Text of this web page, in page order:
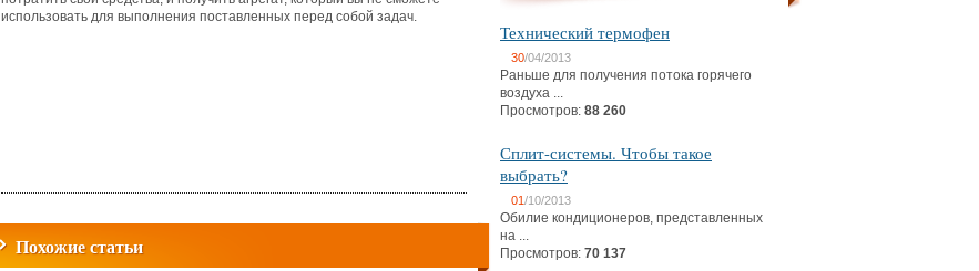
использовать для выполнения поставленных перед собой задач.
Похожие статьи
Технический термофен
30/04/2013
Раньше для получения потока горячего
воздуха ...
Просмотров: 88 260
Сплит-системы. Чтобы такое
выбрать?
01/10/2013
Обилие кондиционеров, представленных
на ...
Просмотров: 70 137